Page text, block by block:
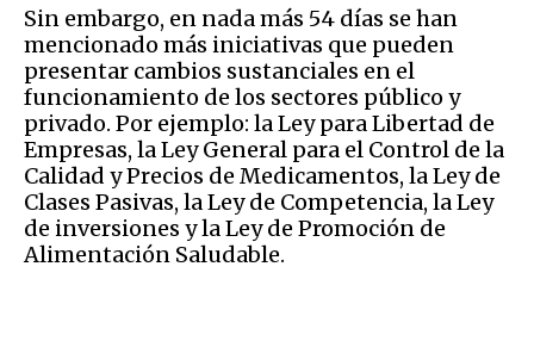
Sin embargo, en nada más 54 días se han
mencionado más iniciativas que pueden
presentar cambios sustanciales en el
funcionamiento de los sectores público y
privado. Por ejemplo: la Ley para Libertad de
Empresas, la Ley General para el Control de la
Calidad y Precios de Medicamentos, la Ley de
Clases Pasivas, la Ley de Competencia, la Ley
de inversiones y la Ley de Promoción de
Alimentación Saludable.